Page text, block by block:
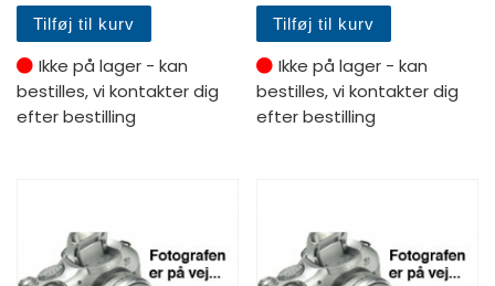
Tilføj til kurv
Ikke på lager - kan
bestilles, vi kontakter dig
efter bestilling
Tilføj til kurv
Ikke på lager - kan
bestilles, vi kontakter dig
efter bestilling